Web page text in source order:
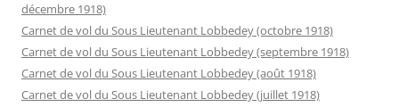
décembre 1918)
Carnet de vol du Sous Lieutenant Lobbedey (octobre 1918)
Carnet de vol du Sous Lieutenant Lobbedey (septembre 1918)
Carnet de vol du Sous Lieutenant Lobbedey (août 1918)
Carnet de vol du Sous Lieutenant Lobbedey (juillet 1918)